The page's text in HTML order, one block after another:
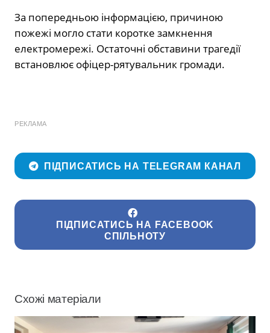
За попередньою інформацією, причиною
пожежі могло стати коротке замкнення
електромережі. Остаточні обставини трагедії
встановлює офіцер-рятувальник громади.
РЕКЛАМА
ПІДПИСАТИСЬ НА TELEGRAM КАНАЛ
ПІДПИСАТИСЬ НА FACEBOOK
СПІЛЬНОТУ
Схожі матеріали